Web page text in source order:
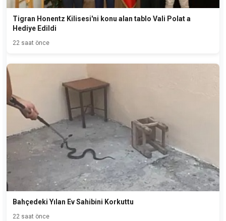
Tigran Honentz Kilisesi'ni konu alan tablo Vali Polat a
Hediye Edildi
22 saat önce
Bahçedeki Yılan Ev Sahibini Korkuttu
22 saat önce